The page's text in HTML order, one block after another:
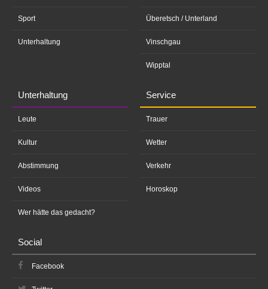
Sport
Unterhaltung
Überetsch / Unterland
Vinschgau
Wipptal
Unterhaltung
Leute
Kultur
Abstimmung
Videos
Wer hätte das gedacht?
Service
Trauer
Wetter
Verkehr
Horoskop
Social
Facebook